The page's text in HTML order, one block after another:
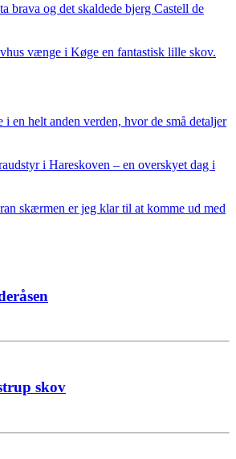
brava og det skaldede bjerg Castell de
vænge i Køge en fantastisk lille skov.
i en helt anden verden, hvor de små detaljer
i Hareskoven – en overskyet dag i
skærmen er jeg klar til at komme ud med
kr.
skov
kr.